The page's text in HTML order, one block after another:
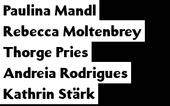
Paulina Mandl
Rebecca Moltenbrey
Thorge Pries
Andreia Rodrigues
Kathrin Stärk